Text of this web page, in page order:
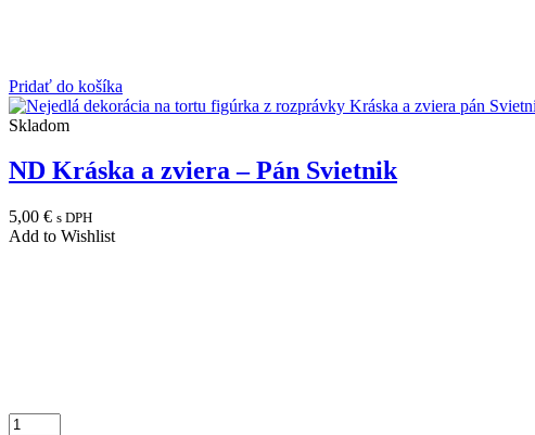
Pridať do košíka
Skladom
ND Kráska a zviera – Pán Svietnik
5,00 € s DPH
Add to Wishlist